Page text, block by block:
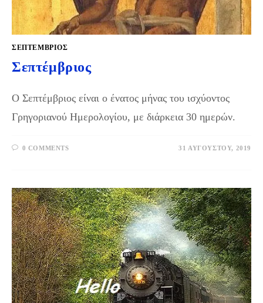
ΣΕΠΤΈΜΒΡΙΟΣ
Σεπτέμβριος
Ο Σεπτέμβριος είναι ο ένατος μήνας του ισχύοντος
Γρηγοριανού Ημερολογίου, με διάρκεια 30 ημερών.
0 COMMENTS 31 ΑΥΓΟΎΣΤΟΥ, 2019